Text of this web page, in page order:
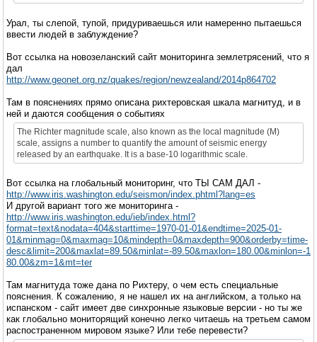
Урал, ты слепой, тупой, придуриваешься или намеренно пытаешься
ввести людей в заблуждение?
Вот ссылка на новозеланский сайт мониторинга землетрясений, что я
дал
http://www.geonet.org.nz/quakes/region/newzealand/2014p864702
Там в пояснениях прямо описана рихтеровская шкала магнитуд, и в
ней и даются сообщения о событиях
The Richter magnitude scale, also known as the local magnitude (M)
scale, assigns a number to quantify the amount of seismic energy
released by an earthquake. It is a base-10 logarithmic scale.
Вот ссылка на глобальный мониторинг, что ТЫ САМ ДАЛ -
http://www.iris.washington.edu/seismon/index.phtml?lang=es
И другой вариант того же мониторинга -
http://www.iris.washington.edu/ieb/index.html?
format=text&nodata=404&starttime=1970-01-01&endtime=2025-01-
01&minmag=0&maxmag=10&mindepth=0&maxdepth=900&orderby=time-
desc&limit=200&maxlat=89.50&minlat=-89.50&maxlon=180.00&minlon=-1
80.00&zm=1&mt=ter
Там магнитуда тоже дана по Рихтеру, о чем есть специальные
пояснения. К сожалению, я не нашел их на английском, а только на
испанском - сайт имеет две синхронные языковые версии - но ты же
как глобально мониторящий конечно легко читаешь на третьем самом
распостраненном мировом языке? Или тебе перевести?